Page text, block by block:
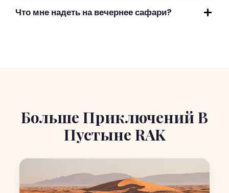
Что мне надеть на вечернее сафари?
Больше Приключений В
Пустыне RAK